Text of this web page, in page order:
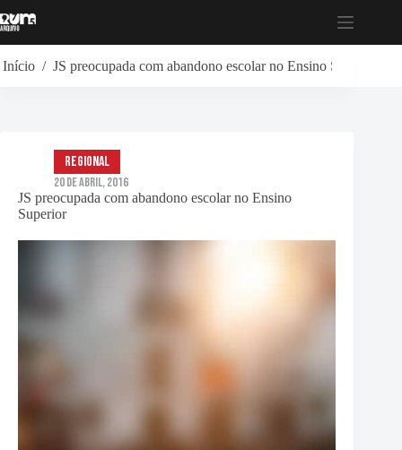
para
Início / JS preocupada com abandono escolar no Ensino Superior
JS preocupada com abandono escolar no Ensino
Superior
Regional
20 de Abril, 2016